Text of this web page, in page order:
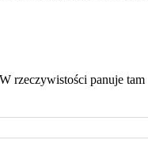
rzeczywistości panuje